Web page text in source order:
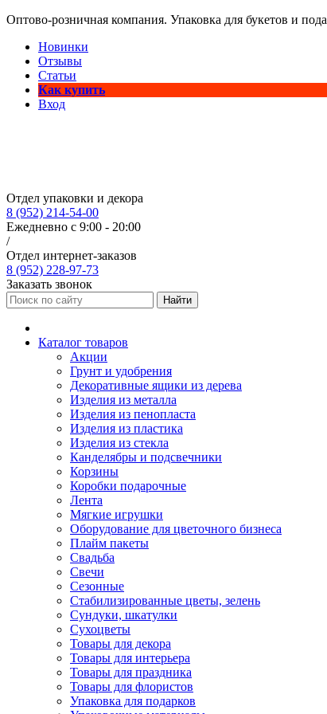
Оптово-розничная компания. Упаковка для букетов и
Новинки
Отзывы
Статьи
Как купить
Вход
Отдел упаковки и декора
8 (952) 214-54-00
Ежедневно с 9:00 - 20:00
/
Отдел интернет-заказов
8 (952) 228-97-73
Заказать звонок
Найти
Каталог товаров
Акции
Грунт и удобрения
Декоративные ящики из дерева
Изделия из металла
Изделия из пенопласта
Изделия из пластика
Изделия из стекла
Канделябры и подсвечники
Корзины
Коробки подарочные
Лента
Мягкие игрушки
Оборудование для цветочного бизнеса
Плайм пакеты
Свадьба
Свечи
Сезонные
Стабилизированные цветы, зелень
Сундуки, шкатулки
Сухоцветы
Товары для декора
Товары для интерьера
Товары для праздника
Товары для флористов
Упаковка для подарков